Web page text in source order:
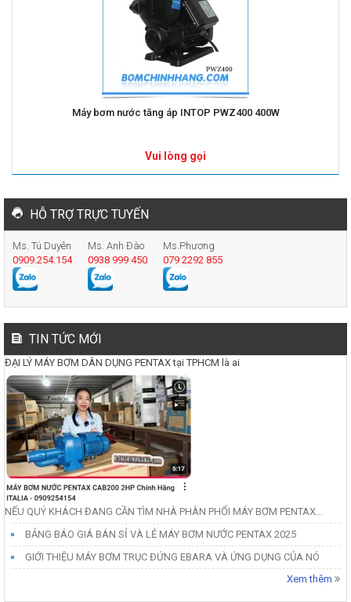
Máy bơm nước tăng áp INTOP PWZ400 400W
Vui lòng gọi
HỖ TRỢ TRỰC TUYẾN
Ms. Tú Duyên
0909.254.154
Ms. Anh Đào
0938 999 450
Ms.Phương
079 2292 855
TIN TỨC MỚI
ĐẠI LÝ MÁY BƠM DÂN DỤNG PENTAX tại TPHCM là ai
NẾU QUÝ KHÁCH ĐANG CẦN TÌM NHÀ PHÂN PHỐI MÁY BƠM PENTAX...
BẢNG BÁO GIÁ BÁN SỈ VÀ LẺ MÁY BƠM NƯỚC PENTAX 2025
GIỚI THIỆU MÁY BƠM TRỤC ĐỨNG EBARA VÀ ỨNG DỤNG CỦA NÓ
Xem thêm